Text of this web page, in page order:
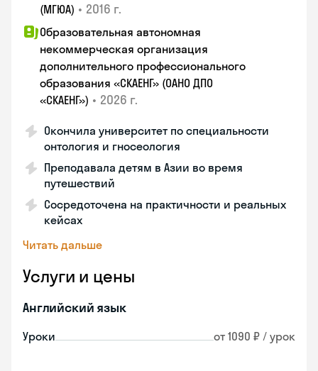
(МГЮА) • 2016 г.
Образовательная автономная
некоммерческая организация
дополнительного профессионального
образования «СКАЕНГ» (ОАНО ДПО
«СКАЕНГ») • 2026 г.
Окончила университет по специальности
онтология и гносеология
Преподавала детям в Азии во время
путешествий
Сосредоточена на практичности и реальных
кейсах
Читать дальше
Услуги и цены
Английский язык
Уроки от 1090 ₽ / урок